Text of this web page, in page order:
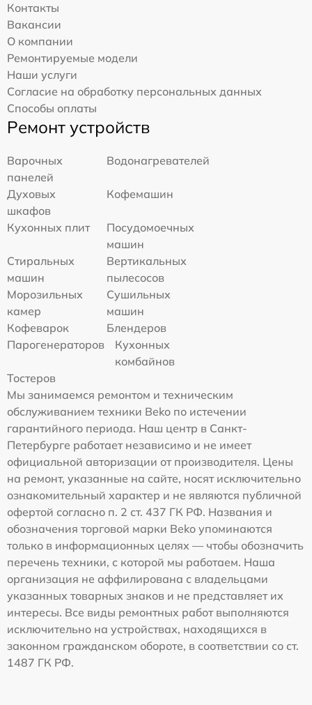
Контакты
Вакансии
О компании
Ремонтируемые модели
Наши услуги
Согласие на обработку персональных данных
Способы оплаты
Ремонт устройств
Варочных
панелей
Водонагревателей
Духовых
шкафов
Кофемашин
Кухонных плит
Посудомоечных
машин
Стиральных
машин
Вертикальных
пылесосов
Морозильных
камер
Сушильных
машин
Кофеварок
Блендеров
Парогенераторов
Кухонных
комбайнов
Тостеров
Мы занимаемся ремонтом и техническим
обслуживанием техники Beko по истечении
гарантийного периода. Наш центр в Санкт-
Петербурге работает независимо и не имеет
официальной авторизации от производителя. Цены
на ремонт, указанные на сайте, носят исключительно
ознакомительный характер и не являются публичной
офертой согласно п. 2 ст. 437 ГК РФ. Названия и
обозначения торговой марки Beko упоминаются
только в информационных целях — чтобы обозначить
перечень техники, с которой мы работаем. Наша
организация не аффилирована с владельцами
указанных товарных знаков и не представляет их
интересы. Все виды ремонтных работ выполняются
исключительно на устройствах, находящихся в
законном гражданском обороте, в соответствии со ст.
1487 ГК РФ.